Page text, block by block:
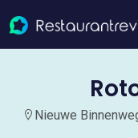
Nieuwe